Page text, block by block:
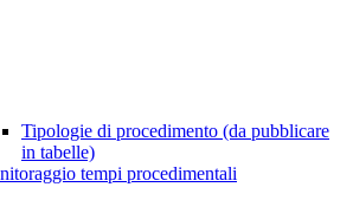
Tipologie di procedimento (da pubblicare
in tabelle)
tempi procedimentali